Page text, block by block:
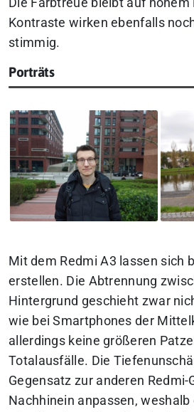
Kontraste wirken ebenfalls
stimmig.
Porträts
Mit dem Redmi A3 lassen sich
erstellen. Die Abtrennung
Hintergrund geschieht zwar
wie bei Smartphones der
allerdings keine größeren
Totalausfälle. Die
Gegensatz zur anderen Redmi-
Nachhinein anpassen, weshalb